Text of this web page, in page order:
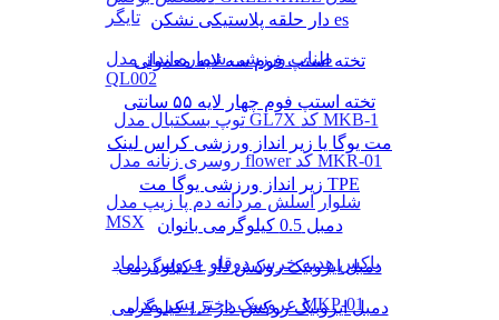
تایگر
طناب ورزشی شماره انداز مدل
QL002
توپ بسکتبال مدل GL7X کد MKB-1
روسری زنانه مدل flower کد MKR-01
شلوار اسلش مردانه دم پا زیپ مدل
MSX
باکس هدیه خرس دوقلو عروس داماد
عروسک دختر پسر مدل MKP-01
دار حلقه پلاستیکی نشکن es
تخته استپ فوم سه لایه معمولی
تخته استپ فوم چهار لایه ۵۵ سانتی
مت یوگا یا زیر انداز ورزشی کراس لینک
زیر انداز ورزشی یوگا مت TPE
دمبل 0.5 کیلوگرمی بانوان
دمبل ایروبیک روکش‌ دار 1 کیلوگرمی
دمبل ایروبیک روکش‌ دار 1.5 کیلوگرمی